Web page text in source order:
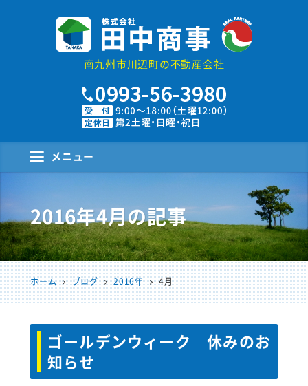
株式会社田中商事南九州市川辺町の不動産会社
メニュー
2016年4月の記事
ホーム ブログ 2016年 4月
ゴールデンウィーク 休みのお
知らせ